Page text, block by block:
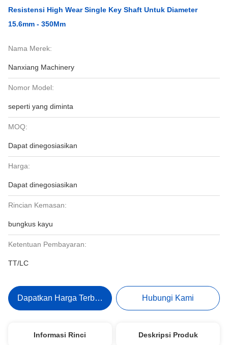
Resistensi High Wear Single Key Shaft Untuk Diameter
15.6mm - 350Mm
Nama Merek:
Nanxiang Machinery
Nomor Model:
seperti yang diminta
MOQ:
Dapat dinegosiasikan
Harga:
Dapat dinegosiasikan
Rincian Kemasan:
bungkus kayu
Ketentuan Pembayaran:
TT/LC
Dapatkan Harga Terbaik Hubungi Kami
Informasi Rinci Deskripsi Produk